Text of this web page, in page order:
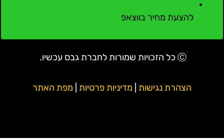
להצעת מחיר בווצאפ
Ⓒ כל הזכויות שמורות לחברת גבס עכשיו.
הצהרת נגישות| מדיניות פרטיות| מפת האתר